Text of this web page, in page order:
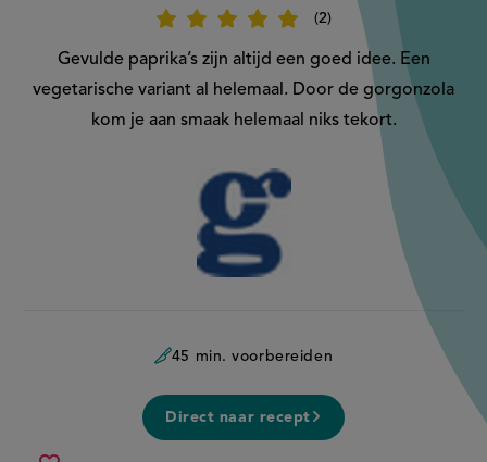
2
Beoordeel
'Vegetarische
gevulde
paprika’s'
Gevulde paprika’s zijn altijd een goed idee. Een
vegetarische variant al helemaal. Door de gorgonzola
kom je aan smaak helemaal niks tekort.
Aangeboden
door:
45 min. voorbereiden
Direct naar recept